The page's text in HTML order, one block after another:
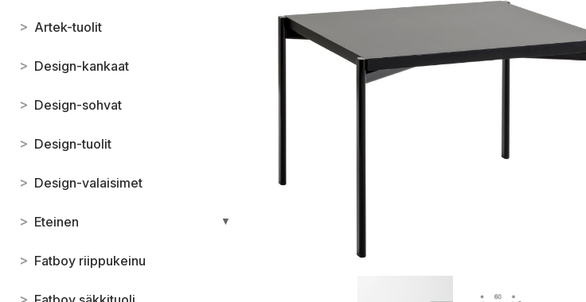
> Artek-tuolit
> Design-kankaat
> Design-sohvat
> Design-tuolit
> Design-valaisimet
> Eteinen ▼
> Fatboy riippukeinu